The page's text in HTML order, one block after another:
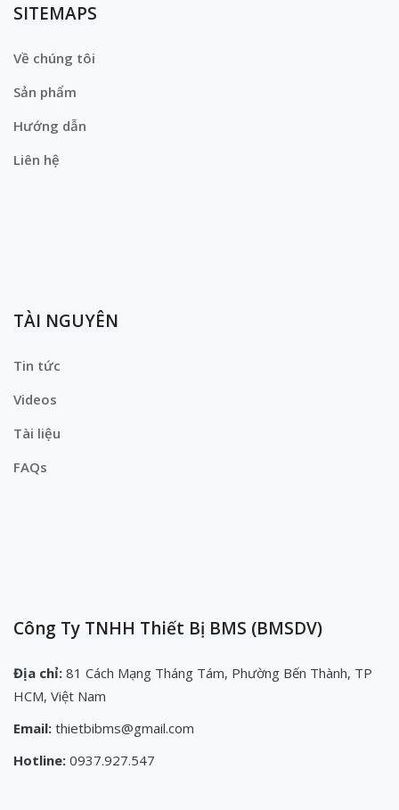
SITEMAPS
Về chúng tôi
Sản phẩm
Hướng dẫn
Liên hệ
TÀI NGUYÊN
Tin tức
Videos
Tài liệu
FAQs
Công Ty TNHH Thiết Bị BMS (BMSDV)
Địa chỉ: 81 Cách Mạng Tháng Tám, Phường Bến Thành, TP
HCM, Việt Nam
Email: thietbibms@gmail.com
Hotline: 0937.927.547